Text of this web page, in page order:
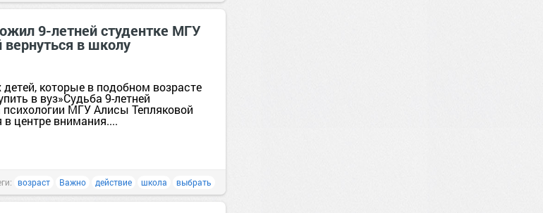
9-летней студентке МГУ
вернуться в школу
которые в подобном возрасте
в вуз»Судьба 9-летней
психологии МГУ Алисы Тепляковой
центре внимания....
возраст Важно действие школа выбрать